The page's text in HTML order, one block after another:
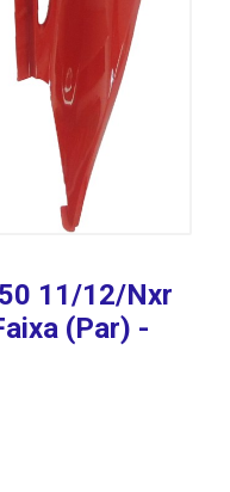
11/12/Nxr
(Par) -